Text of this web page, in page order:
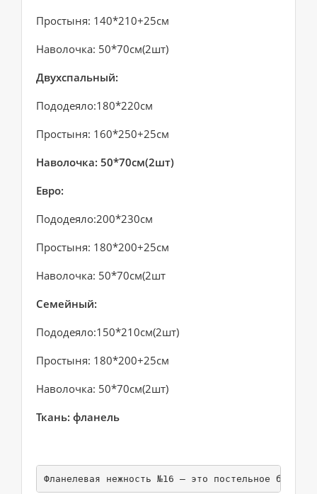
Простыня: 140*210+25см
Наволочка: 50*70см(2шт)
Двухспальный:
Пододеяло:180*220см
Простыня: 160*250+25см
Наволочка: 50*70см(2шт)
Евро:
Пододеяло:200*230см
Простыня: 180*200+25см
Наволочка: 50*70см(2шт
Семейный:
Пододеяло:150*210см(2шт)
Простыня: 180*200+25см
Наволочка: 50*70см(2шт)
Ткань: фланель
Фланелевая нежность №16 — это постельное